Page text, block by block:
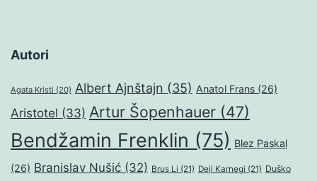
Autori
Agata Kristi (20) Albert Ajnštajn (35) Anatol Frans (26)
Aristotel (33) Artur Šopenhauer (47)
Bendžamin Frenklin (75) Blez Paskal
(26) Branislav Nušić (32) Brus Li (21) Dejl Karnegi (21) Duško